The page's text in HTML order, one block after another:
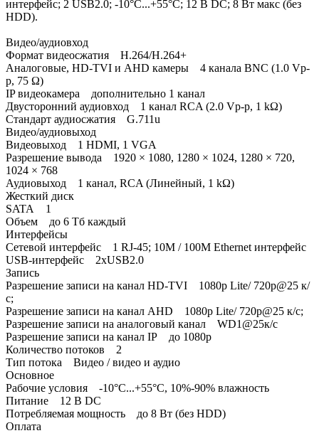
интерфейс; 2 USB2.0; -10°C...+55°C; 12 В DC; 8 Вт макс (без
HDD).
Видео/аудиовход
Формат видеосжатия H.264/H.264+
Аналоговые, HD-TVI и AHD камеры 4 канала BNC (1.0 Vp-
p, 75 Ω)
IP видеокамера дополнительно 1 канал
Двусторонний аудиовход 1 канал RCA (2.0 Vp-p, 1 kΩ)
Стандарт аудиосжатия G.711u
Видео/аудиовыход
Видеовыход 1 HDMI, 1 VGA
Разрешение вывода 1920 × 1080, 1280 × 1024, 1280 × 720,
1024 × 768
Аудиовыход 1 канал, RCA (Линейный, 1 kΩ)
Жесткий диск
SATA 1
Объем до 6 Тб каждый
Интерфейсы
Сетевой интерфейс 1 RJ-45; 10M / 100M Ethernet интерфейс
USB-интерфейс 2хUSB2.0
Запись
Разрешение записи на канал HD-TVI 1080p Lite/ 720p@25 к/
с;
Разрешение записи на канал AHD 1080p Lite/ 720p@25 к/с;
Разрешение записи на аналоговый канал WD1@25к/с
Разрешение записи на канал IP до 1080p
Количество потоков 2
Тип потока Видео / видео и аудио
Основное
Рабочие условия -10°C...+55°C, 10%-90% влажность
Питание 12 В DC
Потребляемая мощность до 8 Вт (без HDD)
Оплата